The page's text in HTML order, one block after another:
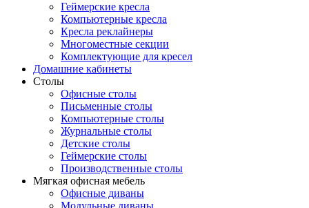
Геймерские кресла
Компьютерные кресла
Кресла реклайнеры
Многоместные секции
Комплектующие для кресел
Домашние кабинеты
Столы
Офисные столы
Письменные столы
Компьютерные столы
Журнальные столы
Детские столы
Геймерские столы
Производственные столы
Мягкая офисная мебель
Офисные диваны
Модульные диваны